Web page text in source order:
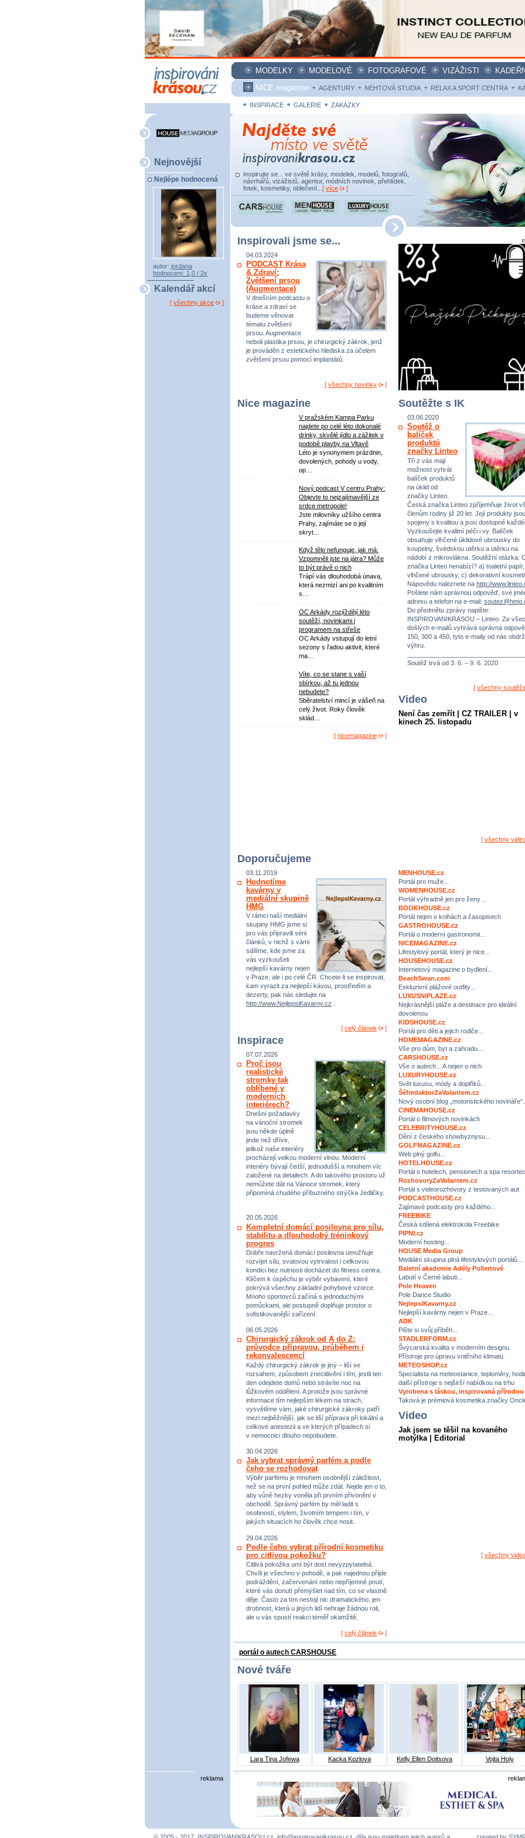
MODELKY MODELOVÉ FOTOGRAFOVÉ VIZÁŽISTI
NICE magazine
AGENTURY NEHTOVÁ STUDIA RELAX A SPORT CENTRA
INSPIRACE GALERIE ZAKÁZKY
Nejnovější
Nejlépe hodnocená
autor: jordana
hodnocení: 1,0 / 2x
Kalendář akcí
[ všechny akce ]
Inspirujte se... ve světě krásy, modelek, modelů, fotografů,
návrhářů, vizážistů, agentur, módních novinek, přehlídek,
fotek, kosmetiky, oblečení... [ více ]
Inspirovali jsme se...
04.03.2024
PODCAST Krása
& Zdraví:
Zvětšení prsou
(Augmentace)
V dnešním podcastu o
kráse a zdraví se
budeme věnovat
tématu zvětšení
prsou. Augmentace
neboli plastika prsou, je chirurgický zákrok, jenž
je prováděn z estetického hlediska za účelem
zvětšení prsou pomocí implantátů.
[ všechny novinky ]
Nice magazine
V pražském Kampa Parku
najdete po celé léto dokonalé
drinky, skvělé jídlo a zážitek v
podobě plavby na Vltavě
Léto je synonymem prázdnin,
dovolených, pohody u vody,
op…
Nový podcast V centru Prahy:
Objevte to nejzajímavější ze
srdce metropole!
Jste milovníky užšího centra
Prahy, zajímáte se o její
skryt…
Když tělo nefunguje, jak má:
Vzpomněli jste na játra? Může
to být právě o nich
Trápí vás dlouhodobá únava,
která nezmizí ani po kvalitním
s…
OC Arkády rozjíždějí léto
soutěží, novinkami i
programem na střeše
OC Arkády vstupují do letní
sezony s řadou aktivit, které
ma…
Víte, co se stane s vaší
sbírkou, až tu jednou
nebudete?
Sběratelství mincí je vášeň na
celý život. Roky člověk
sklád…
[ nicemagazine ]
Soutěžte s IK
03.06.2020
Soutěž o
balíček
produktů
značky Linteo
Tři z vás mají
možnost vyhrát
balíček produktů
na úklid od
značky Linteo.
Česká značka Linteo zpříjemňuje život
členům rodiny již 20 let. Její produkty jsou
spojeny s kvalitou a jsou dostupné
Vyzkoušejte kvalitní péči i vy. Balíček
obsahuje vlhčené úklidové ubrousky do
koupelny, švédskou utěrku a utěrku na
nádobí z mikrovlákna. Soutěžní otázka:
značka Linteo nenabízí? a) toaletní
vlhčené ubrousky, c) dekorativní
Nápovědu naleznete na http://
Pošlete nám správnou odpověď, své
adresu a telefon na e-mail:
Do předmětu zprávy napište:
INSPIROVANIKRASOU – Linteo. Ze
došlých e-mailů vyhrává správná
150, 300 a 450, tyto e-maily od nás
výhru.
Soutěž trvá od 3. 6. – 9. 6. 2020
[ všechny
Video
Není čas zemřít | CZ TRAILER | v
kinech 25. listopadu
[ všechny
Doporučujeme
03.11.2019
Hodnotíme
kavárny v
mediální skupině
HMG
V rámci naší mediální
skupiny HMG jsme si
pro vás připravili sérii
článků, v nichž s vámi
sdílíme, kde jsme za
vás vyzkoušeli
nejlepší kavárny nejen
v Praze, ale i po celé ČR. Chcete-li se inspirovat,
kam vyrazit za nejlepší kávou, prostředím a
dezerty, pak nás sledujte na
http://www.NejlepsiKavarny.cz
[ celý článek ]
Inspirace
07.07.2026
Proč jsou
realistické
stromky tak
oblíbené v
moderních
interiérech?
Dnešní požadavky
na vánoční stromek
jsou někde úplně
jinde než dříve,
jelikož naše interiéry
procházejí velkou moderní vlnou. Moderní
interiéry bývají čistší, jednodušší a mnohem víc
založené na detailech. A do takového prostoru už
nemůžete dát na Vánoce stromek, který
připomíná chudého příbuzného strýčka Jedličky.
20.05.2026
Kompletní domácí posilovna pro sílu,
stabilitu a dlouhodobý tréninkový
progres
Dobře navržená domácí posilovna umožňuje
rozvíjet sílu, svalovou vytrvalost i celkovou
kondici bez nutnosti docházet do fitness centra.
Klíčem k úspěchu je výběr vybavení, které
pokrývá všechny základní pohybové vzorce.
Mnoho sportovců začíná s jednoduchými
pomůckami, ale postupně doplňuje prostor o
sofistikovanější zařízení.
06.05.2026
Chirurgický zákrok od A do Z:
průvodce přípravou, průběhem i
rekonvalescencí
Každý chirurgický zákrok je jiný – liší se
rozsahem, způsobem znecitlivění i tím, jestli ten
den odejdete domů nebo strávíte noc na
lůžkovém oddělení. A protože jsou správné
informace tím nejlepším lékem na strach,
vysvětlíme vám, jaké chirurgické zákroky patří
mezi nejběžnější, jak se liší příprava při lokální a
celkové anestezii a ve kterých případech si
v nemocnici dlouho nepobudete.
30.04.2026
Jak vybrat správný parfém a podle
čeho se rozhodovat
Výběr parfému je mnohem osobnější záležitost,
než se na první pohled může zdát. Nejde jen o to,
aby vůně hezky voněla při prvním přivonění v
obchodě. Správný parfém by měl ladit s
osobností, stylem, životním tempem i tím, v
jakých situacích ho člověk chce nosit.
29.04.2026
Podle čeho vybrat přírodní kosmetiku
pro citlivou pokožku?
Citlivá pokožka umí být dost nevyzpytatelná.
Chvíli je všechno v pohodě, a pak najednou přijde
podráždění, začervenání nebo nepříjemné pnutí,
které vás donutí přemýšlet nad tím, co se vlastně
děje. Často za tím nestojí nic dramatického, jen
drobnost, která u jiných lidí nehraje žádnou roli,
ale u vás spustí reakci téměř okamžitě.
[ celý článek ]
MENHOUSE.cz
Portál pro muže...
WOMENHOUSE.cz
Portál výhradně jen pro ženy…
BOOKHOUSE.cz
Portál nejen o knihách a časopisech
GASTROHOUSE.cz
Portál o moderní gastronomii...
NICEMAGAZINE.cz
Lifestylový portál, který je nice...
HOUSEHOUSE.cz
Internetový magazine o bydlení...
BeachSwan.com
Exkluzivní plážové outfity...
LUXUSNIPLAZE.cz
Nejkrásnější pláže a destinace pro ideální
dovolenou
KIDSHOUSE.cz
Portál pro děti a jejich rodiče...
HOMEMAGAZINE.cz
Vše pro dům, byt a zahradu…
CARSHOUSE.cz
Vše o autech... A nejen o nich.
LUXURYHOUSE.cz
Svět luxusu, módy a doplňků...
ŠéfredaktorZaVolantem.cz
Nový osobní blog „motoristického novináře“.
CINEMAHOUSE.cz
Portál o filmových novinkách
CELEBRITYHOUSE.cz
Dění z českého showbyznysu...
GOLFMAGAZINE.cz
Web plný golfu...
HOTELHOUSE.cz
Portál o hotelech, pensionech a spa
RozhovoryZaVolantem.cz
Portál s videorozhovory z testovaných aut
PODCASTHOUSE.cz
Zajímavé podcasty pro každého...
FREEBIKE
Česká sdílená elektrokola Freebike
PIPNI.cz
Moderní hosting...
HOUSE Media Group
Mediální skupina plná lifestylových portálů...
Baletní akademie Adély Pollertové
Labutí v Černé labuti...
Pole Heaven
Pole Dance Studio
NejlepsiKavarny.cz
Nejlepší kavárny nejen v Praze…
ADK
Pište si svůj příběh...
STADLERFORM.cz
Švýcarská kvalita v moderním designu.
Přístroje pro úpravu vnitřního klimatu
METEOSHOP.cz
Specialista na meteostanice, teploměry,
další přístroje s nejširší nabídkou na trhu
Vyrobena s láskou, inspirovaná přírodou
Taková je prémiová kosmetika značky
Video
Jak jsem se těšil na kovaného
motýlka | Editorial
[ všechny
portál o autech CARSHOUSE
Nové tváře
Lara Tina Jofewa Kacka Kozlova Kelly Ellen Doitsova Vojta Holy
reklama